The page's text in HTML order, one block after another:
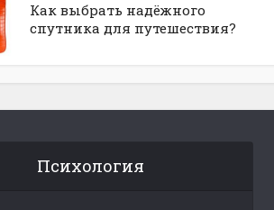
Как выбрать надёжного
спутника для путешествия?
Психология